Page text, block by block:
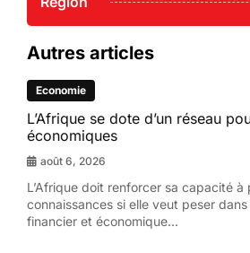
Autres articles
Economie
L’Afrique se dote d’un réseau
économiques
août 6, 2026
L’Afrique doit renforcer sa capacité à
connaissances si elle veut peser
financier et économique...